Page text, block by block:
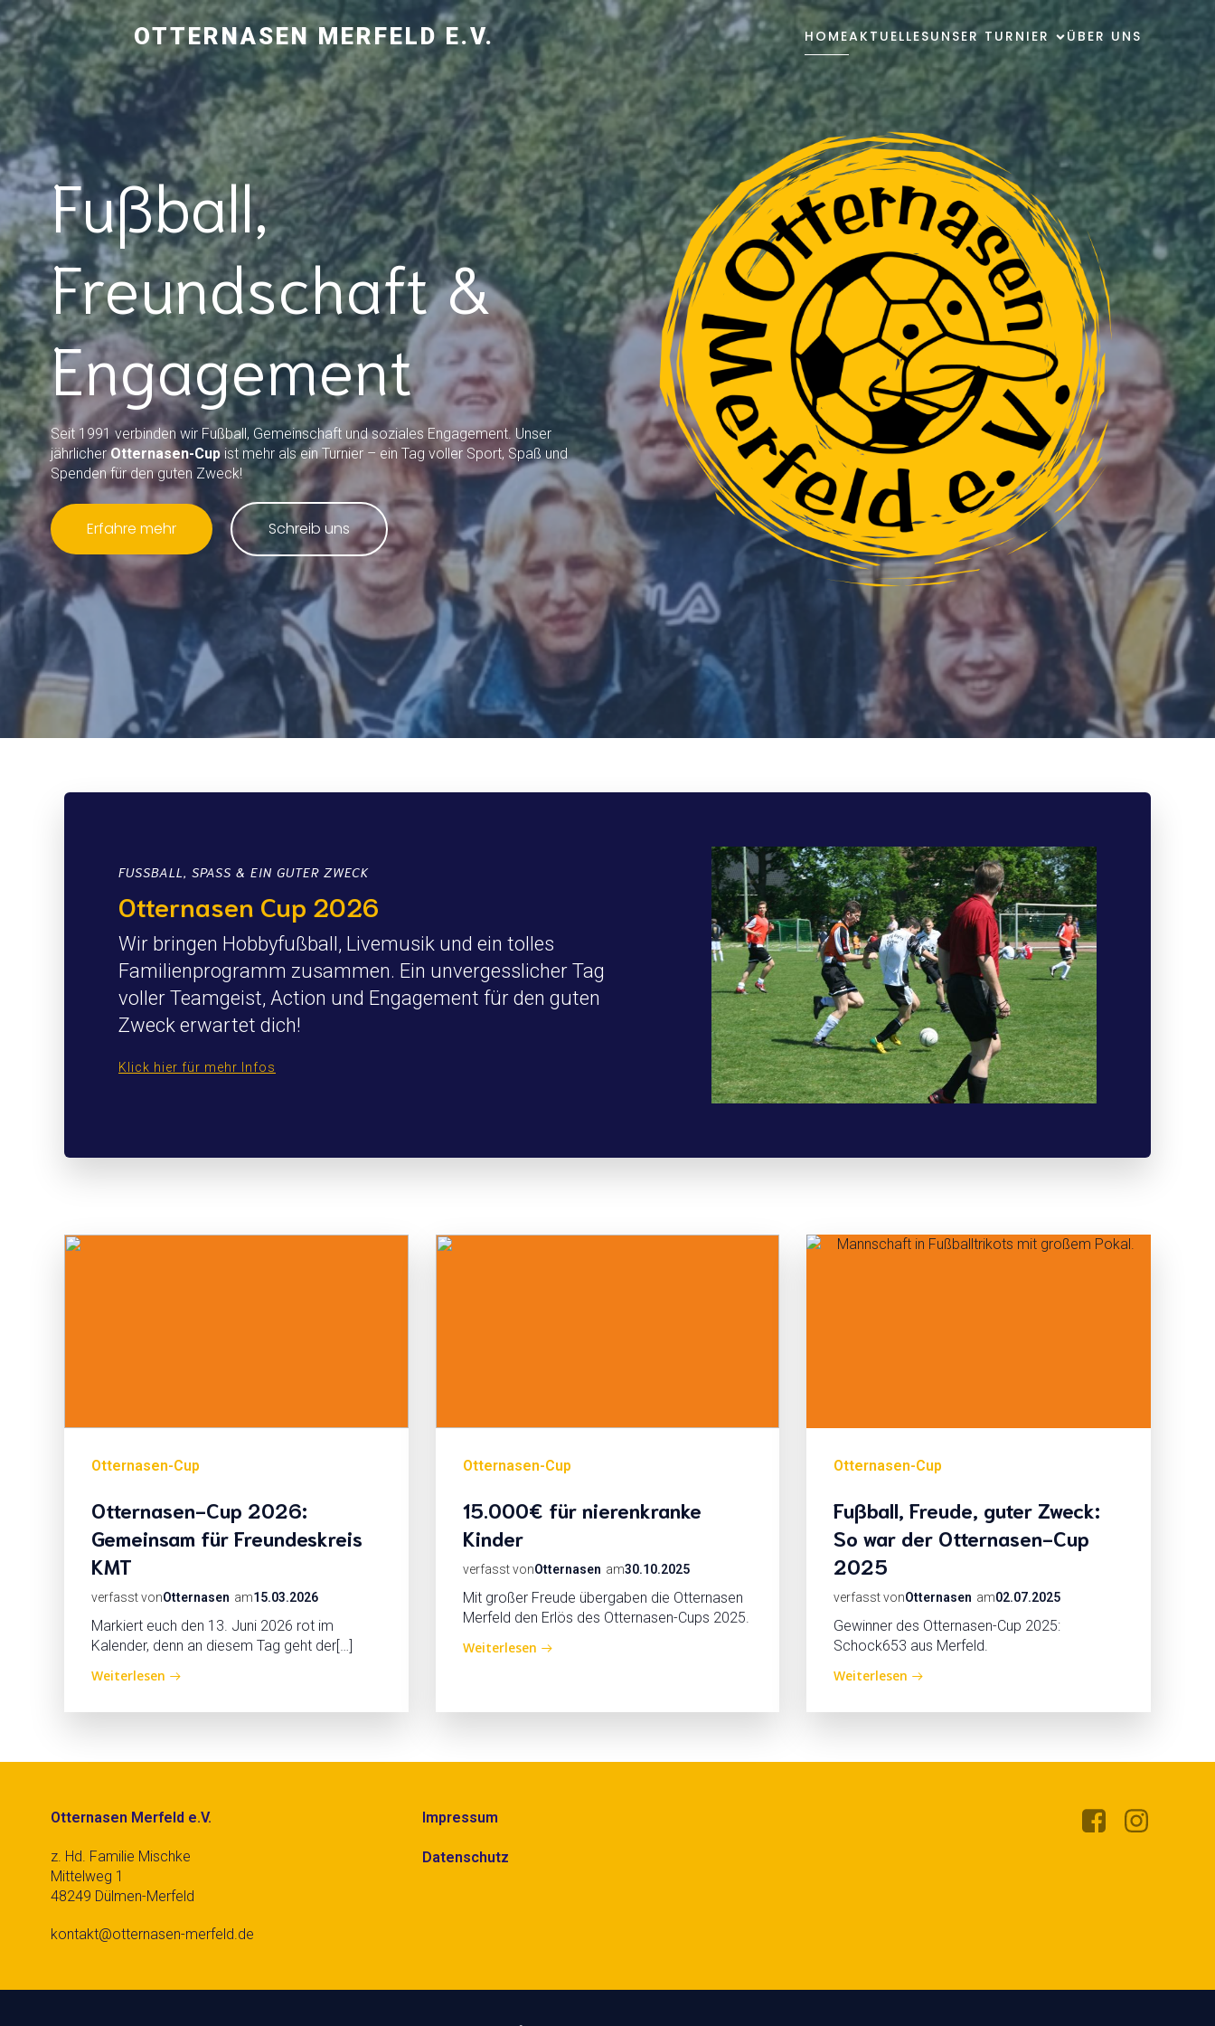
OTTERNASEN MERFELD E.V. HOMEAKTUELLESUNSER TURNIER ÜBER UNS
Fußball,
Freundschaft &
Engagement
Seit 1991 verbinden wir Fußball, Gemeinschaft und soziales Engagement. Unser
jährlicherOtternasen-Cupist mehr als ein Turnier – ein Tag voller Sport, Spaß und
Spenden für den guten Zweck!
Erfahre mehr Schreib uns
FUSSBALL, SPASS & EIN GUTER ZWECK
Otternasen Cup 2026
Wir bringen Hobbyfußball, Livemusik und ein tolles
Familienprogramm zusammen. Ein unvergesslicher Tag
voller Teamgeist, Action und Engagement für den guten
Zweck erwartet dich!
Klick hier für mehr Infos
Otternasen-Cup
Otternasen-Cup 2026:
Gemeinsam für Freundeskreis
KMT
verfasst vonOtternasen am15.03.2026
Markiert euch den 13. Juni 2026 rot im
Kalender, denn an diesem Tag geht der[…]
Weiterlesen
Otternasen-Cup
15.000€ für nierenkranke
Kinder
verfasst vonOtternasen am30.10.2025
Mit großer Freude übergaben die Otternasen
Merfeld den Erlös des Otternasen-Cups 2025.
Weiterlesen
Otternasen-Cup
Fußball, Freude, guter Zweck:
So war der Otternasen-Cup
2025
verfasst vonOtternasen am02.07.2025
Gewinner des Otternasen-Cup 2025:
Schock653 aus Merfeld.
Weiterlesen
Otternasen Merfeld e.V.
z. Hd. Familie Mischke
Mittelweg 1
48249 Dülmen-Merfeld
kontakt@otternasen-merfeld.de
Impressum
Datenschutz